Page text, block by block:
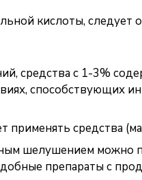
кислоты,
средства с 1-3%
способствующих
применять средства
шелушением можно
препараты с